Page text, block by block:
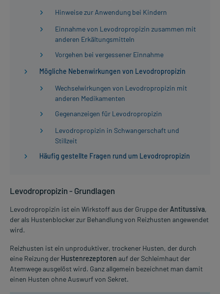
Hinweise zur Anwendung bei Kindern
Einnahme von Levodropropizin zusammen mit
anderen Erkältungsmitteln
Vorgehen bei vergessener Einnahme
Mögliche Nebenwirkungen von Levodropropizin
Wechselwirkungen von Levodropropizin mit
anderen Medikamenten
Gegenanzeigen für Levodropropizin
Levodropropizin in Schwangerschaft und
Stillzeit
Häufig gestellte Fragen rund um Levodropropizin
Levodropropizin - Grundlagen
Levodropropizin ist ein Wirkstoff aus der Gruppe der Antitussiva,
der als Hustenblocker zur Behandlung von Reizhusten angewendet
wird.
Reizhusten ist ein unproduktiver, trockener Husten, der durch
eine Reizung der Hustenrezeptoren auf der Schleimhaut der
Atemwege ausgelöst wird. Ganz allgemein bezeichnet man damit
einen Husten ohne Auswurf von Sekret.